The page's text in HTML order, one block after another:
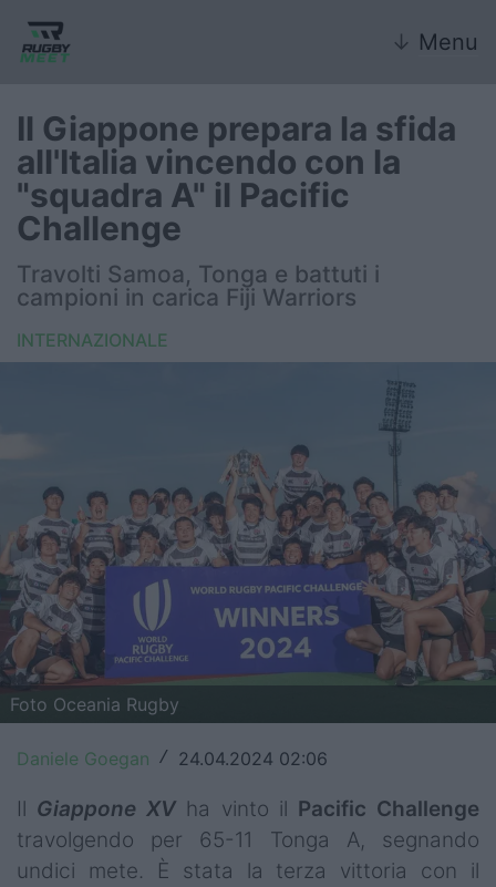
↓ Menu
Nazionale
Nazionali giovanili
Rugby Sevens
FIR
United Rugby Championship
Top14
Premiership
Champions Cup
Challenge Cup
World Rugby
Rugby World Cup
Super Rugby
Rugby in TV
Il Giappone prepara la sfida
all'Italia vincendo con la
"squadra A" il Pacific
Challenge
Travolti Samoa, Tonga e battuti i
campioni in carica Fiji Warriors
INTERNAZIONALE
Foto Oceania Rugby
Daniele Goegan / 24.04.2024 02:06
Il Giappone XV ha vinto il Pacific Challenge
travolgendo per 65-11 Tonga A, segnando
undici mete. È stata la terza vittoria con il